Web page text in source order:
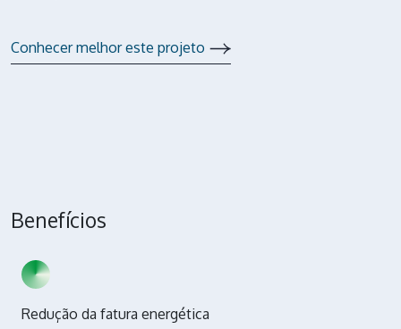
Conhecer melhor este projeto
Benefícios
Redução da fatura energética